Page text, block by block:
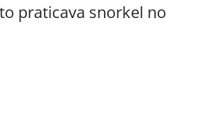
praticava snorkel no